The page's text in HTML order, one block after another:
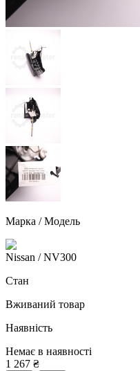
Марка / Модель
Nissan / NV300
Стан
Вживаний товар
Наявність
Немає в наявності
1 267 ₴